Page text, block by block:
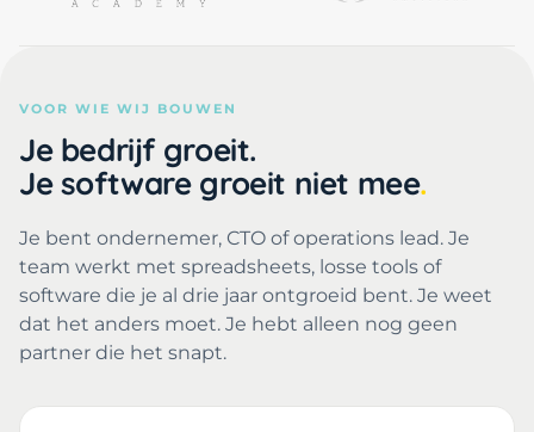
VOOR WIE WIJ BOUWEN
Je bedrijf groeit.
Je software groeit niet mee
Je bent ondernemer, CTO of operations lead. Je
team werkt met spreadsheets, losse tools of
software die je al drie jaar ontgroeid bent. Je weet
dat het anders moet. Je hebt alleen nog geen
partner die het snapt.